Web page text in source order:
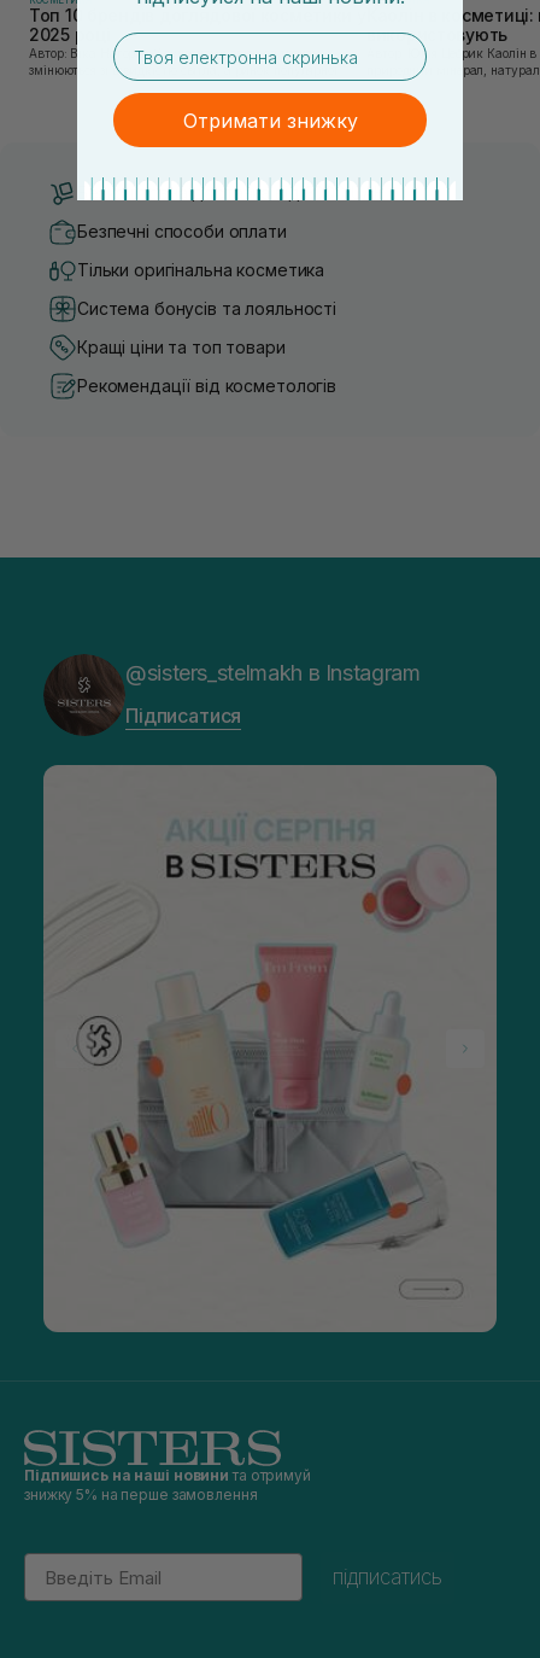
Топ 10 брендів доглядової косметики у
2025 році
Автор: Віка Нагорна У сучасному світі, де тренди
змінюються зі швидкістю світла, а ринок популярної
засобу для себе стає справжнім викликом. 2025 р...
Каолін в
використовують
Автор: Юлія Цебрик Каолін в косметології – це
природний мінерал,
завдяки великій кількості
Безкоштовна доставка від 3000 UAH
Безпечні способи оплати
Тільки оригінальна косметика
Система бонусів та лояльності
Кращі ціни та топ товари
Рекомендації від косметологів
@sisters_stelmakh в Instagram
Підписатися
Підпишись на наші новини та отримуй
знижку 5% на перше замовлення
Email
підписатись
email
Отримати знижку